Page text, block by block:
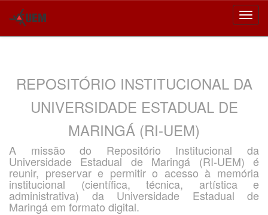
REPOSITÓRIO INSTITUCIONAL DA
UNIVERSIDADE ESTADUAL DE
MARINGÁ (RI-UEM)
A missão do Repositório Institucional da
Universidade Estadual de Maringá (RI-UEM) é
reunir, preservar e permitir o acesso à memória
institucional (científica, técnica, artística e
administrativa) da Universidade Estadual de
Maringá em formato digital.